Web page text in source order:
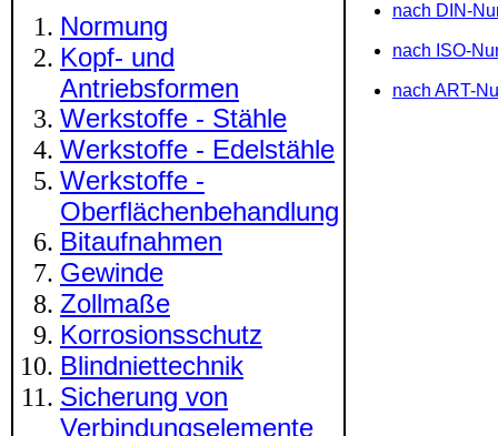
Normung
Kopf- und
Antriebsformen
Werkstoffe - Stähle
Werkstoffe - Edelstähle
Werkstoffe -
Oberflächenbehandlung
Bitaufnahmen
Gewinde
Zollmaße
Korrosionsschutz
Blindniettechnik
Sicherung von
Verbindungselemente
nach DIN-
nach ISO-
nach ART-